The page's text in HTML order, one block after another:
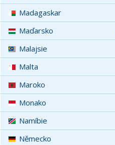
Madagaskar
Maďarsko
Malajsie
Malta
Maroko
Monako
Namíbie
Německo